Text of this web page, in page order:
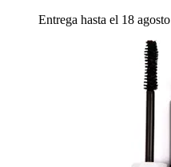
Entrega hasta el 18 agosto